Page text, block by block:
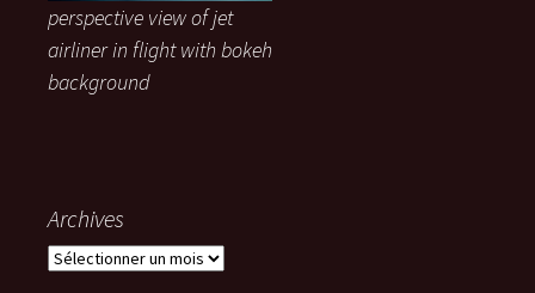
perspective view of jet
airliner in flight with bokeh
background
Archives
Archives